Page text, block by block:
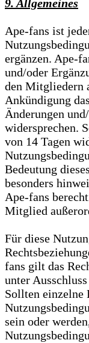
9. Allgemeines
Ape-fans ist
ergänzen. Ape-
und/oder
den Mitgliedern
Ankündigung
Änderungen
widersprechen.
von 14 Tagen
Bedeutung
besonders
Ape-fans
Mitglied
Für diese
fans gilt das
unter
Sollten einzelne
sein oder